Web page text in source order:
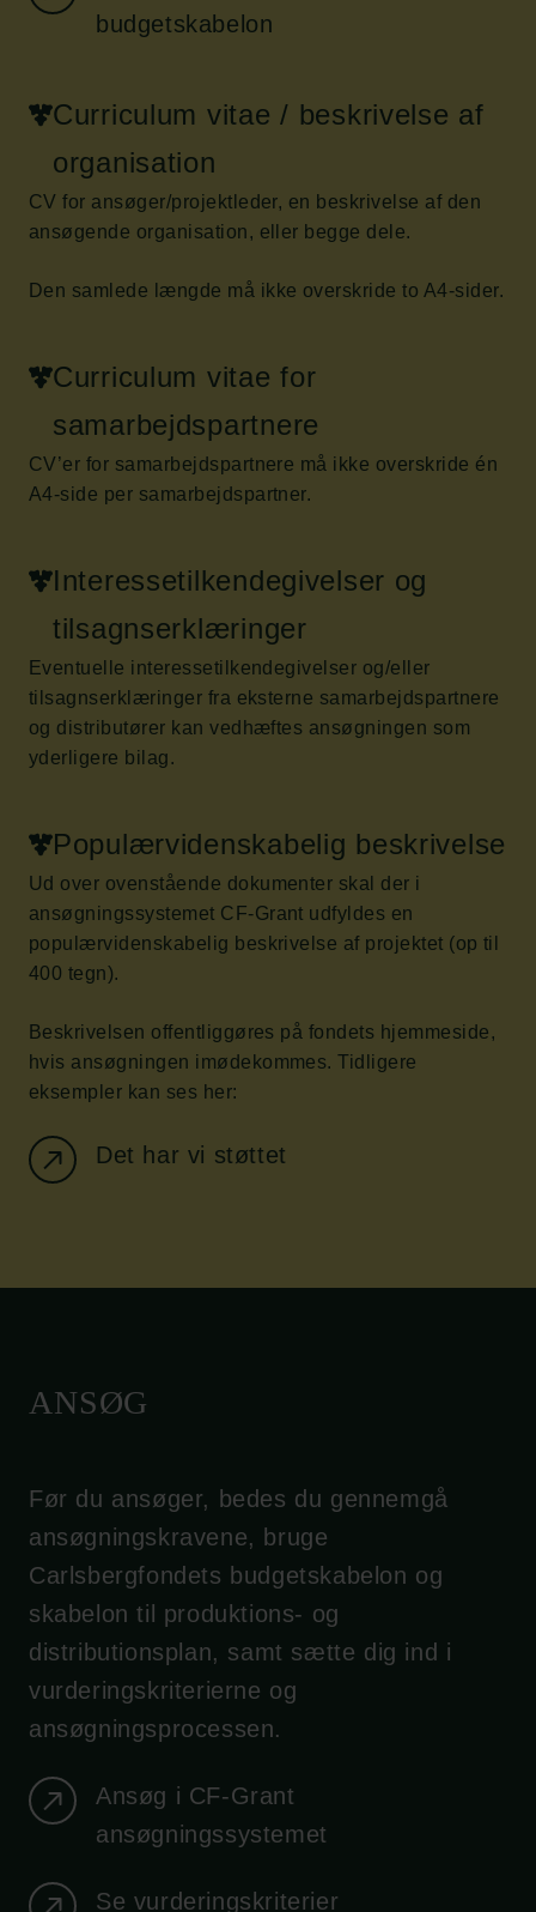
budgetskabelon
Curriculum vitae / beskrivelse af
organisation
CV for ansøger/projektleder, en beskrivelse af den
ansøgende organisation, eller begge dele.
Den samlede længde må ikke overskride to A4-sider.
Curriculum vitae for
samarbejdspartnere
CV’er for samarbejdspartnere må ikke overskride én
A4-side per samarbejdspartner.
Interessetilkendegivelser og
tilsagnserklæringer
Eventuelle interessetilkendegivelser og/eller
tilsagnserklæringer fra eksterne samarbejdspartnere
og distributører kan vedhæftes ansøgningen som
yderligere bilag.
Populærvidenskabelig beskrivelse
Ud over ovenstående dokumenter skal der i
ansøgningssystemet CF-Grant udfyldes en
populærvidenskabelig beskrivelse af projektet (op til
400 tegn).
Beskrivelsen offentliggøres på fondets hjemmeside,
hvis ansøgningen imødekommes. Tidligere
eksempler kan ses her:
Det har vi støttet
ANSØG
Før du ansøger, bedes du gennemgå
ansøgningskravene, bruge
Carlsbergfondets budgetskabelon og
skabelon til produktions- og
distributionsplan, samt sætte dig ind i
vurderingskriterierne og
ansøgningsprocessen.
Ansøg i CF-Grant
ansøgningssystemet
Se vurderingskriterier